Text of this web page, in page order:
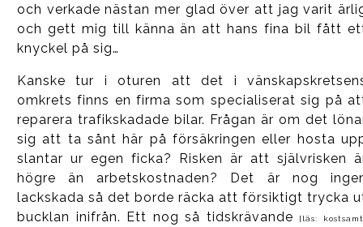
och verkade nästan mer glad över att jag varit
och gett mig till känna än att hans fina bil fått
knyckel på sig…
Kanske tur i oturen att det i
omkrets finns en firma som specialiserat sig på
reparera trafikskadade bilar. Frågan är om det
sig att ta sånt här på försäkringen eller hosta
slantar ur egen ficka? Risken är att självrisken
högre än arbetskostnaden? Det är nog
lackskada så det borde räcka att försiktigt trycka
bucklan inifrån. Ett nog så tidskrävande
[läs: